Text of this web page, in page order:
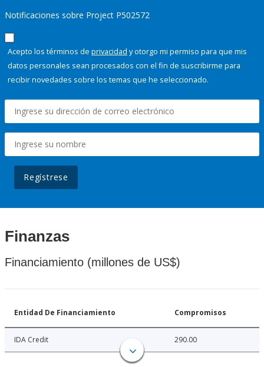
Notificaciones sobre Project P502572
Acepto los términos de privacidad y otorgo mi permiso para que mis
datos personales sean procesados con el fin de suscribirme para
recibir novedades sobre los temas que he seleccionado.
Regístrese
Finanzas
Financiamiento (millones de US$)
Entidad De Financiamiento Compromisos
IDA Credit 290.00